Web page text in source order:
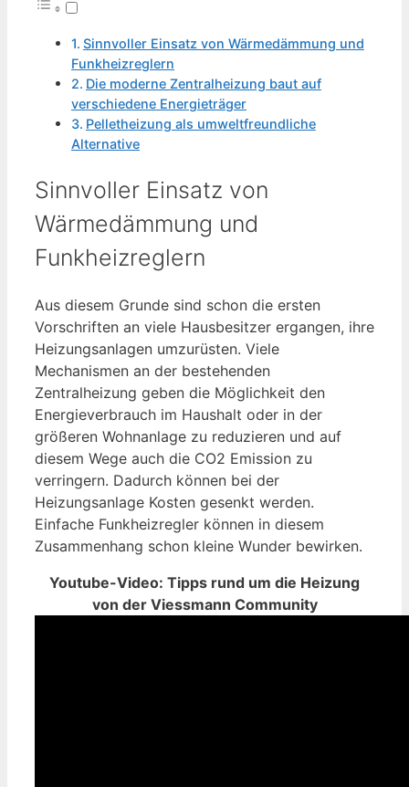
Sinnvoller Einsatz von Wärmedämmung und
Funkheizreglern
Die moderne Zentralheizung baut auf
verschiedene Energieträger
Pelletheizung als umweltfreundliche
Alternative
Sinnvoller Einsatz von
Wärmedämmung und
Funkheizreglern
Aus diesem Grunde sind schon die ersten
Vorschriften an viele Hausbesitzer ergangen, ihre
Heizungsanlagen umzurüsten. Viele
Mechanismen an der bestehenden
Zentralheizung geben die Möglichkeit den
Energieverbrauch im Haushalt oder in der
größeren Wohnanlage zu reduzieren und auf
diesem Wege auch die CO2 Emission zu
verringern. Dadurch können bei der
Heizungsanlage Kosten gesenkt werden.
Einfache Funkheizregler können in diesem
Zusammenhang schon kleine Wunder bewirken.
Youtube-Video: Tipps rund um die Heizung
von der Viessmann Community